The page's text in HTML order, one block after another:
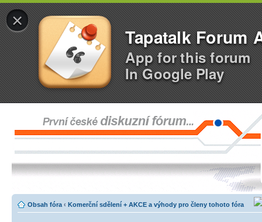
×
Tapatalk Forum
App for this forum
In Google Play
Obsah fóra ‹ Komerční sdělení + AKCE a výhody pro členy tohoto fóra